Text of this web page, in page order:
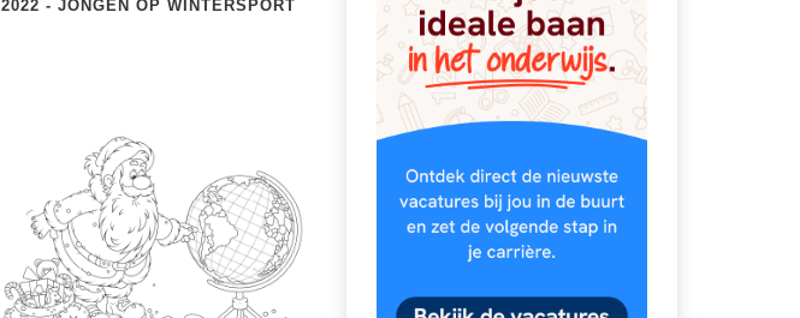
2022 - JONGEN OP WINTERSPORT